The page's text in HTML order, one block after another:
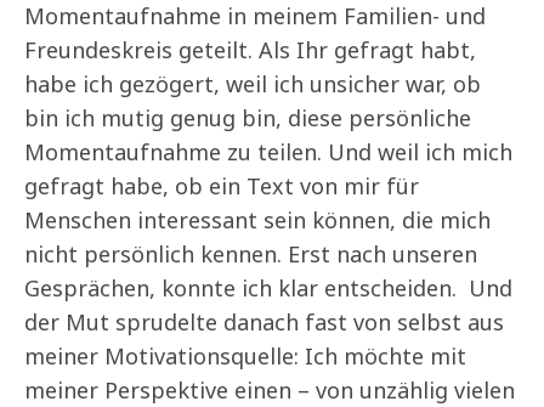
Momentaufnahme in meinem Familien- und
Freundeskreis geteilt. Als Ihr gefragt habt,
habe ich gezögert, weil ich unsicher war, ob
bin ich mutig genug bin, diese persönliche
Momentaufnahme zu teilen. Und weil ich mich
gefragt habe, ob ein Text von mir für
Menschen interessant sein können, die mich
nicht persönlich kennen. Erst nach unseren
Gesprächen, konnte ich klar entscheiden. Und
der Mut sprudelte danach fast von selbst aus
meiner Motivationsquelle: Ich möchte mit
meiner Perspektive einen – von unzählig vielen